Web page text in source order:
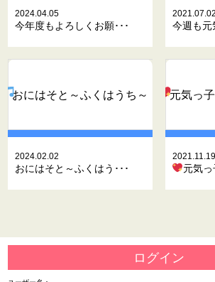
2024.04.05
今年度もよろしくお願･･･
2021.07.02
今週も元
おにはそと～ふくはうち～
2024.02.02
おにはそと～ふくはう･･･
元気っ
2021.11.19
元気
ログイン